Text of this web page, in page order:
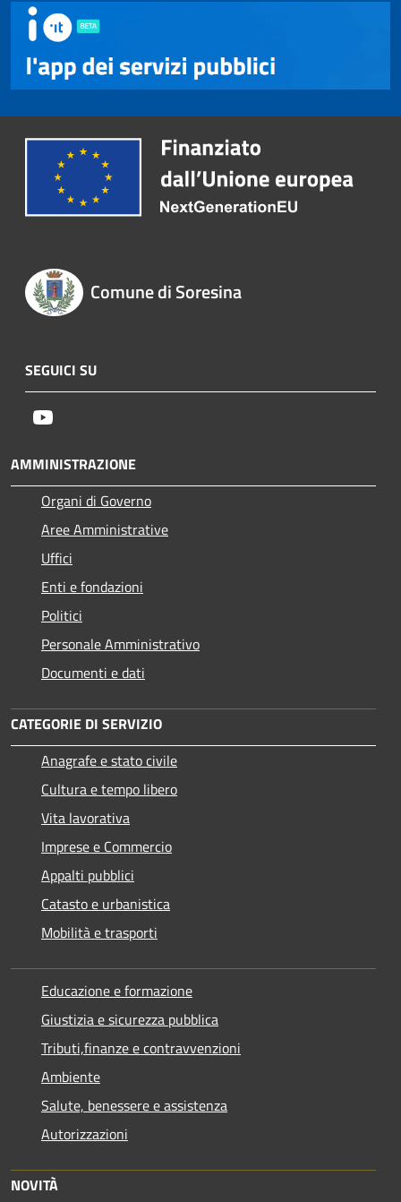
Comune di Soresina
SEGUICI SU
AMMINISTRAZIONE
Organi di Governo
Aree Amministrative
Uffici
Enti e fondazioni
Politici
Personale Amministrativo
Documenti e dati
CATEGORIE DI SERVIZIO
Anagrafe e stato civile
Cultura e tempo libero
Vita lavorativa
Imprese e Commercio
Appalti pubblici
Catasto e urbanistica
Mobilità e trasporti
Educazione e formazione
Giustizia e sicurezza pubblica
Tributi,finanze e contravvenzioni
Ambiente
Salute, benessere e assistenza
Autorizzazioni
NOVITÀ